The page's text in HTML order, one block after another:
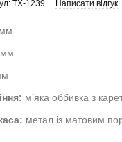
TX-1239 Написати відгук
м’яка оббивка з
метал із матовим